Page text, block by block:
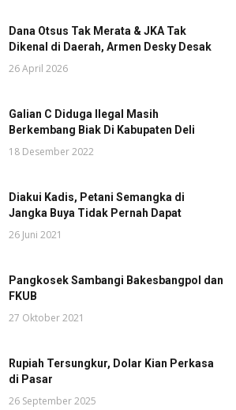
Dana Otsus Tak Merata & JKA Tak
Dikenal di Daerah, Armen Desky Desak
26 April 2026
Galian C Diduga Ilegal Masih
Berkembang Biak Di Kabupaten Deli
18 Desember 2022
Diakui Kadis, Petani Semangka di
Jangka Buya Tidak Pernah Dapat
26 Juni 2021
Pangkosek Sambangi Bakesbangpol dan
FKUB
27 Oktober 2021
Rupiah Tersungkur, Dolar Kian Perkasa
di Pasar
26 September 2025